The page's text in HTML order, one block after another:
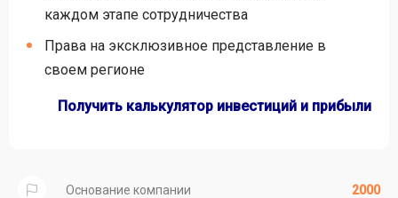
каждом этапе сотрудничества
Права на эксклюзивное представление в
своем регионе
Получить калькулятор инвестиций и прибыли
Основание компании 2000